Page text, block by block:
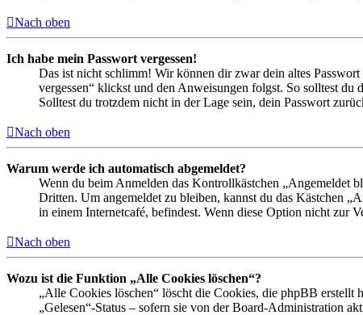
Nach oben
Ich habe mein Passwort vergessen!
Das ist nicht schlimm! Wir können dir zwar dein altes
vergessen“ klickst und den Anweisungen folgst. So solltest du
Solltest du trotzdem nicht in der Lage sein, dein Passwort
Nach oben
Warum werde ich automatisch abgemeldet?
Wenn du beim Anmelden das Kontrollkästchen „Angemeldet
Dritten. Um angemeldet zu bleiben, kannst du das Kästchen
in einem Internetcafé, befindest. Wenn diese Option nicht zur
Nach oben
Wozu ist die Funktion „Alle Cookies löschen“?
„Alle Cookies löschen“ löscht die Cookies, die phpBB erstellt
„Gelesen“-Status – sofern sie von der Board-Administration